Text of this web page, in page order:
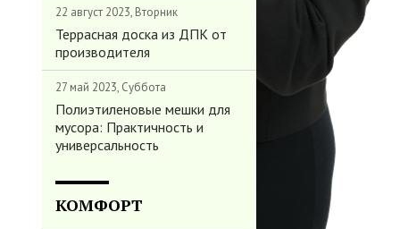
22 август 2023, Вторник
Террасная доска из ДПК от
производителя
27 май 2023, Суббота
Полиэтиленовые мешки для
мусора: Практичность и
универсальность
КОМФОРТ